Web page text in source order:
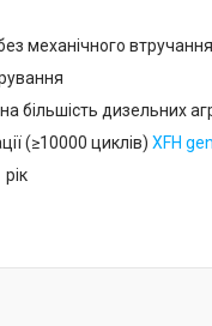
механічного втручання
більшість дизельних
(≥10000 циклів) XFH